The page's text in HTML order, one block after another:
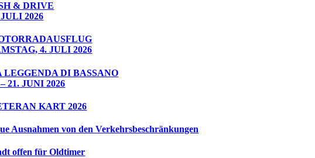
& DRIVE
JULI 2026
4. JULI 2026
LEGGENDA DI BASSANO
21. JUNI 2026
KART 2026
Ausnahmen von den Verkehrsbeschränkungen
offen für Oldtimer